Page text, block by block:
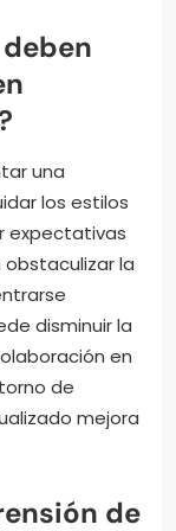
una
los estilos
expectativas
la
disminuir la
en
de
mejora
de